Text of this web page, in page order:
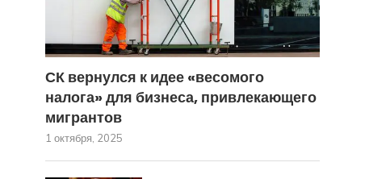
СК вернулся к идее «весомого
налога» для бизнеса, привлекающего
мигрантов
1 октября, 2025